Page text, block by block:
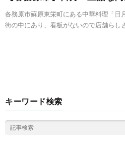
各務原市蘇原東栄町にある中華料理「日
街の中にあり、看板がないので店舗らし
キーワード検索